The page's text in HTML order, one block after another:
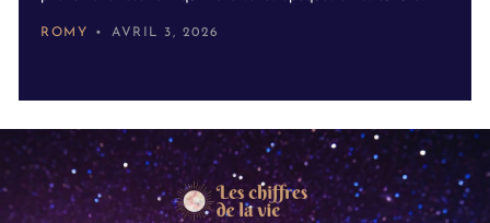
ROMY AVRIL 3, 2026